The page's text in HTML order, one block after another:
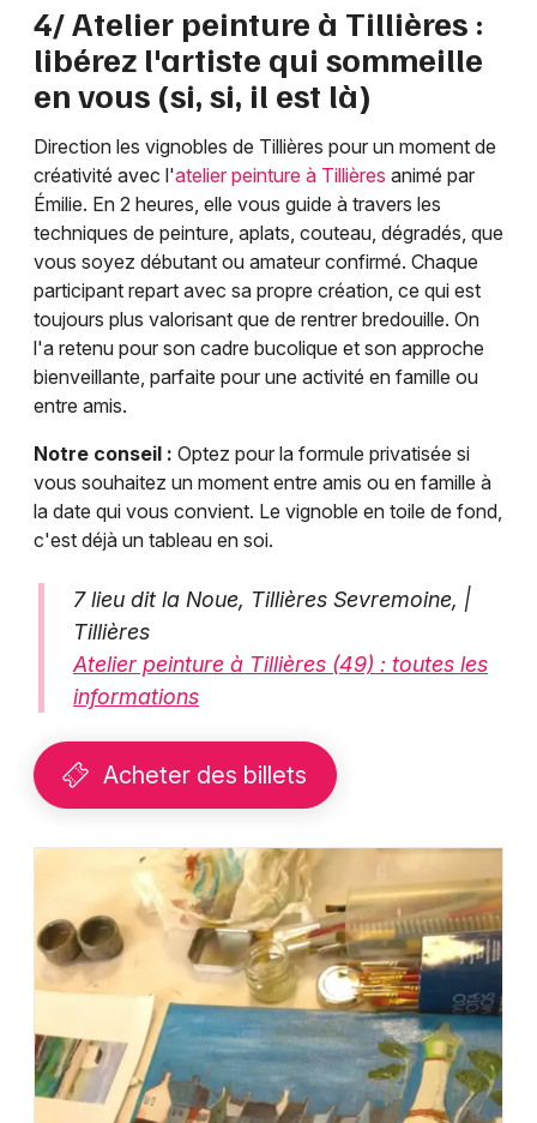
4/ Atelier peinture à Tillières :
libérez l'artiste qui sommeille
en vous (si, si, il est là)
Direction les vignobles de Tillières pour un moment de
créativité avec l'atelier peinture à Tillières animé par
Émilie. En 2 heures, elle vous guide à travers les
techniques de peinture, aplats, couteau, dégradés, que
vous soyez débutant ou amateur confirmé. Chaque
participant repart avec sa propre création, ce qui est
toujours plus valorisant que de rentrer bredouille. On
l'a retenu pour son cadre bucolique et son approche
bienveillante, parfaite pour une activité en famille ou
entre amis.
Notre conseil : Optez pour la formule privatisée si
vous souhaitez un moment entre amis ou en famille à
la date qui vous convient. Le vignoble en toile de fond,
c'est déjà un tableau en soi.
7 lieu dit la Noue, Tillières Sevremoine, |
Tillières
Atelier peinture à Tillières (49) : toutes les
informations
Acheter des billets